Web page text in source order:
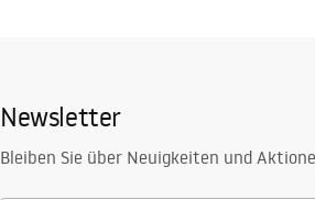
Newsletter
Bleiben Sie über Neuigkeiten und